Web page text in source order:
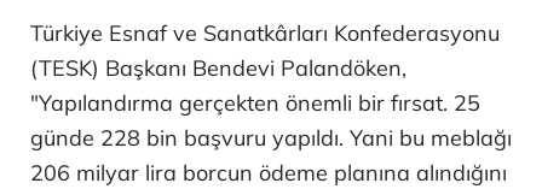
Türkiye Esnaf ve Sanatkârları Konfederasyonu
(TESK) Başkanı Bendevi Palandöken,
"Yapılandırma gerçekten önemli bir fırsat. 25
günde 228 bin başvuru yapıldı. Yani bu meblağı
206 milyar lira borcun ödeme planına alındığını